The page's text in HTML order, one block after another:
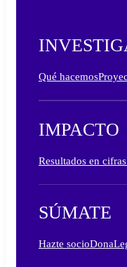
Qué hacemos
IMPACTO
Resultados en cifras
SÚMATE
Hazte socioDona